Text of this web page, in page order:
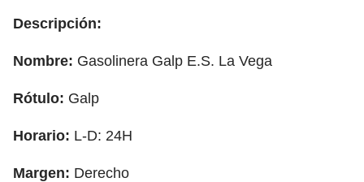
Descripción:
Nombre: Gasolinera Galp E.S. La Vega
Rótulo: Galp
Horario: L-D: 24H
Margen: Derecho